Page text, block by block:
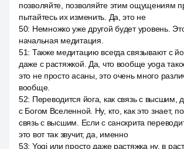
позволяйте, позволяйте этим ощущениям
пытайтесь их изменить. Да, это не
50: Немножко уже другой будет уровень.
начальная медитация.
51: Также медитацию всегда связывают с
даже с растяжкой. Да, что вообще yoga
это не просто асаны, это очень много
вообще.
52: Переводится йога, как связь с высшим,
с Богом Вселенной. Ну, кто, как это знает,
связь с высшим. Если с санскрита
это вот так звучит, да, именно
53: Yogi или просто даже растяжка ну, в